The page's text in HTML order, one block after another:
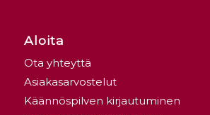
Aloita
Ota yhteyttä
Asiakasarvostelut
Käännöspilven kirjautuminen